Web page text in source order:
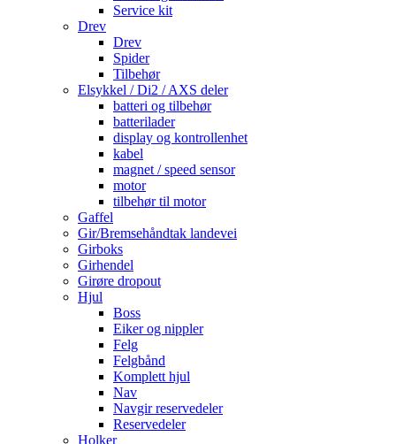
Service kit
Drev
Drev
Spider
Tilbehør
Elsykkel / Di2 / AXS deler
batteri og tilbehør
batterilader
display og kontrollenhet
kabel
magnet / speed sensor
motor
tilbehør til motor
Gaffel
Gir/Bremsehåndtak landevei
Girboks
Girhendel
Girøre dropout
Hjul
Boss
Eiker og nippler
Felg
Felgbånd
Komplett hjul
Nav
Navgir reservedeler
Reservedeler
Holker